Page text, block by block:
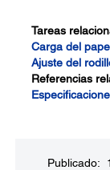
Tareas
Carga del
Ajuste del
Referencias
Publicado: